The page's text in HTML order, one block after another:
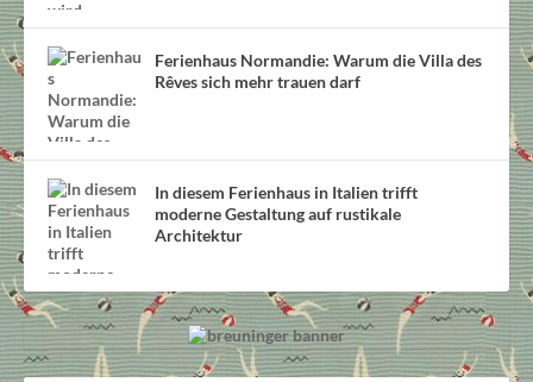
Ferienhaus Normandie: Warum die Villa des
Rêves sich mehr trauen darf
In diesem Ferienhaus in Italien trifft
moderne Gestaltung auf rustikale
Architektur